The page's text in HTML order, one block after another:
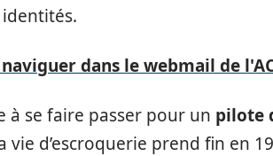
dans le webmail de
à se faire passer pour un pilote
vie d’escroquerie prend fin en